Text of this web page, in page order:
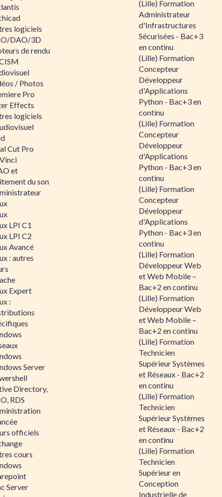
logiciels
DAO/3D
de rendu
/ Photos
Pro
Effects
logiciels
Cut Pro
et
du son
LPI C1
LPI C2
Avancé
: autres
Expert
:
Server
Directory,
RDS
officiels
cours
Server
(Lille) Formation
Administrateur
d'Infrastructures
Sécurisées - Bac+3
en continu
(Lille) Formation
Concepteur
Développeur
d'Applications
Python - Bac+3 en
continu
(Lille) Formation
Concepteur
Développeur
d'Applications
Python - Bac+3 en
continu
(Lille) Formation
Concepteur
Développeur
d'Applications
Python - Bac+3 en
continu
(Lille) Formation
Développeur Web
et Web Mobile –
Bac+2 en continu
(Lille) Formation
Développeur Web
et Web Mobile –
Bac+2 en continu
(Lille) Formation
Technicien
Supérieur Systèmes
et Réseaux - Bac+2
en continu
(Lille) Formation
Technicien
Supérieur Systèmes
et Réseaux - Bac+2
en continu
(Lille) Formation
Technicien
Supérieur en
Conception
Industrielle de